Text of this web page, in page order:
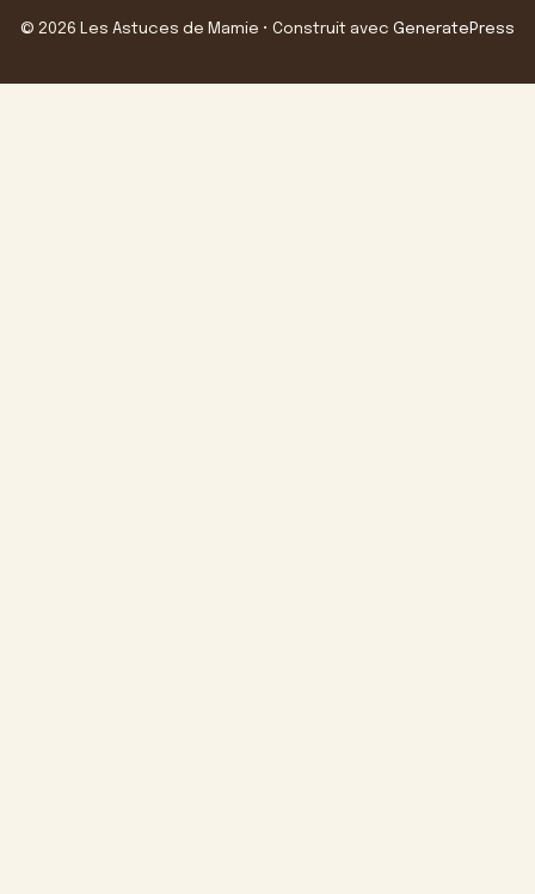
© 2026 Les Astuces de Mamie • Construit avec GeneratePress